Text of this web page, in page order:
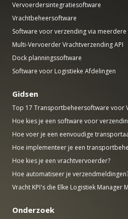
Vervoerdersintegratiesoftware
Vrachtbeheersoftware
Software voor verzending via
Multi-Vervoerder Vrachtverzending API
Dock planningssoftware
Software voor Logistieke Afdelingen
Gidsen
Top 17 Transportbeheersoftware voor
Hoe kies je een software voor
Hoe voer je een eenvoudige
Hoe implementeer je een
Hoe kies je een vrachtvervoerder?
Hoe automatiseer je
Vracht KPI's die Elke Logistiek Manager
Onderzoek